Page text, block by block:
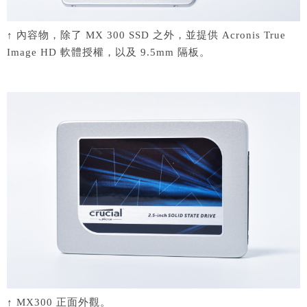
↑ 內容物，除了 MX 300 SSD 之外，並提供 Acronis True
Image HD 軟體授權，以及 9.5mm 隔板。
↑ MX300 正面外觀。